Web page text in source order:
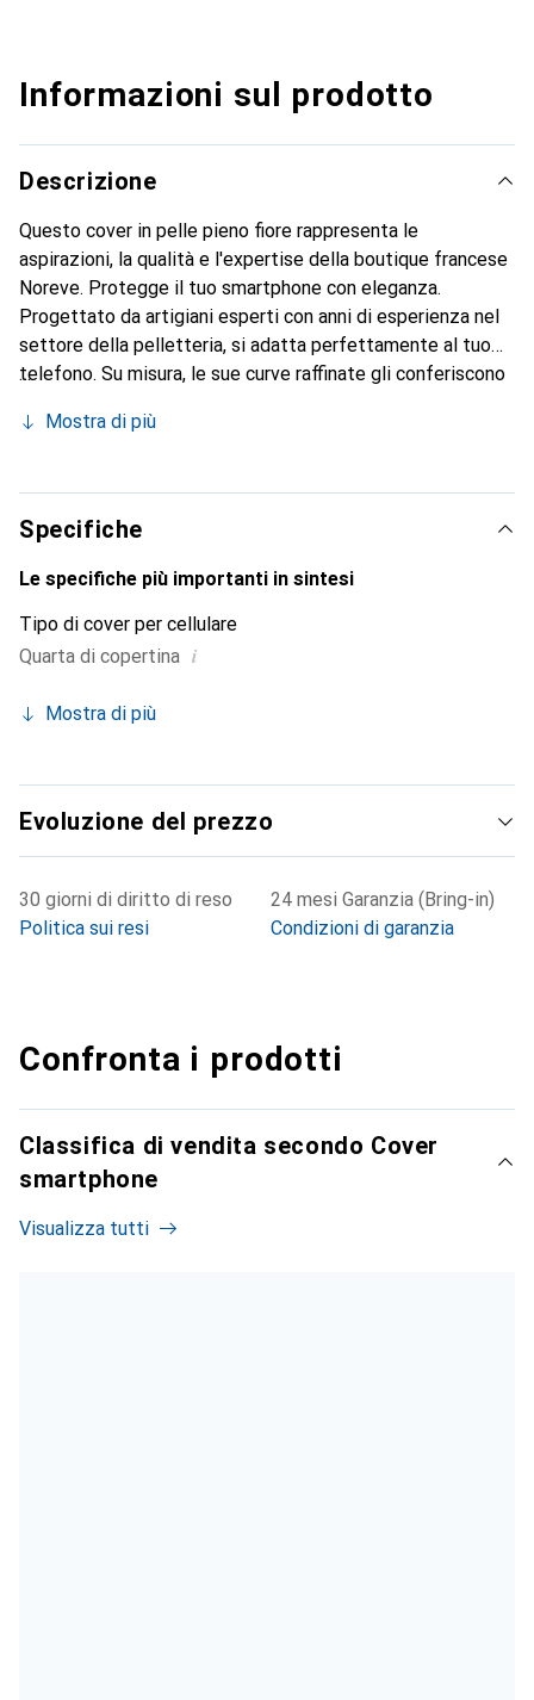
Informazioni sul prodotto
Descrizione
Questo cover in pelle pieno fiore rappresenta le
aspirazioni, la qualità e l'expertise della boutique francese
Noreve. Protegge il tuo smartphone con eleganza.
Progettato da artigiani esperti con anni di esperienza nel
settore della pelletteria, si adatta perfettamente al tuo
telefono. Su misura, le sue curve raffinate gli conferiscono
indispensabile per il tuo smartphone. Riconosciuto a livello
Noreve è una scelta affidabile per una clientela esigente.
Mostra di più
Specifiche
Le specifiche più importanti in sintesi
Tipo di cover per cellulare
Quarta di copertina i
Mostra di più
Evoluzione del prezzo
30 giorni di diritto di reso
Politica sui resi
24 mesi Garanzia (Bring-in)
Condizioni di garanzia
Confronta i prodotti
Classifica di vendita secondo Cover
smartphone
Visualizza tutti